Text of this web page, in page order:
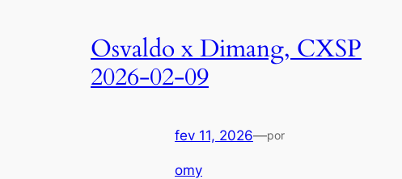
Osvaldo x Dimang, CXSP
2026-02-09
fev 11, 2026—por
omy